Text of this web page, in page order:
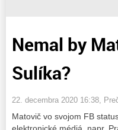
Nemal by
Sulíka?
22. decembra 2020 16:38 ,
Matovič vo svojom FB
elektronické médiá, napr.